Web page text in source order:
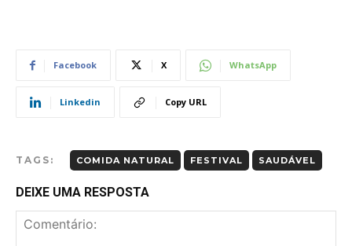
Facebook X WhatsApp
Linkedin Copy URL
TAGS: COMIDA NATURAL FESTIVAL SAUDÁVEL
DEIXE UMA RESPOSTA